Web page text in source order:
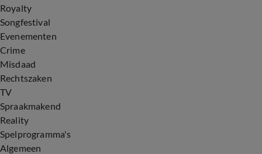
Royalty
Songfestival
Evenementen
Crime
Misdaad
Rechtszaken
TV
Spraakmakend
Reality
Spelprogramma's
Algemeen